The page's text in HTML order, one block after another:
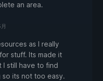
an area.
as I really
stuff. Its made it
I still have to find
so its not too easy.